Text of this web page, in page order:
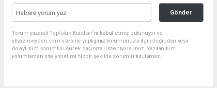
Gönder
Yorum yazarak Topluluk Kuralları’nı kabul etmiş bulunuyor ve
akyazimeydan.com sitesine yaptığınız yorumunuzla ilgili doğrudan veya
dolaylı tüm sorumluluğu tek başınıza üstleniyorsunuz. Yazılan tüm
yorumlardan site yönetimi hiçbir şekilde sorumlu tutulamaz.